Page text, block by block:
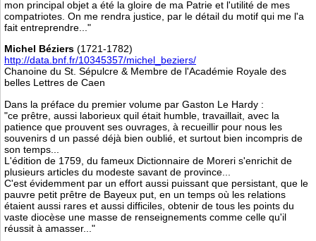
mon principal objet a été la gloire de ma Patrie et l'utilité de mes
compatriotes. On me rendra justice, par le détail du motif qui me l'a
fait entreprendre..."
Michel Béziers (1721-1782)
http://data.bnf.fr/10345357/michel_beziers/
Chanoine du St. Sépulcre & Membre de l'Académie Royale des
belles Lettres de Caen
Dans la préface du premier volume par Gaston Le Hardy :
"ce prêtre, aussi laborieux quil était humble, travaillait, avec la
patience que prouvent ses ouvrages, à recueillir pour nous les
souvenirs d un passé déjà bien oublié, et surtout bien incompris de
son temps...
L'édition de 1759, du fameux Dictionnaire de Moreri s'enrichit de
plusieurs articles du modeste savant de province...
C'est évidemment par un effort aussi puissant que persistant, que le
pauvre petit prêtre de Bayeux put, en un temps où les relations
étaient aussi rares et aussi difficiles, obtenir de tous les points du
vaste diocèse une masse de renseignements comme celle qu'il
réussit à amasser..."